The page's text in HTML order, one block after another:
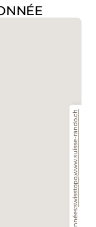
Données:
swisstopo
www.suisse-rando.ch